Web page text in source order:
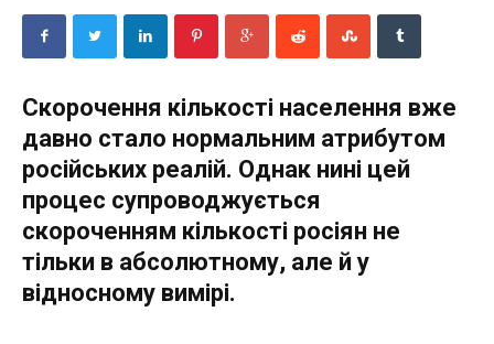
Скорочення кількості населення вже
давно стало нормальним атрибутом
російських реалій. Однак нині цей
процес супроводжується
скороченням кількості росіян не
тільки в абсолютному, але й у
відносному вимірі.